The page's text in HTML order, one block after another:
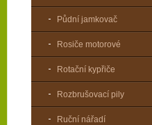
Půdní jamkovač
Rosiče motorové
Rotační kypřiče
Rozbrušovací pily
Ruční nářadí